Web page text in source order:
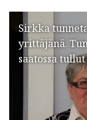
Sirkka
yrittäjänä.
saatossa